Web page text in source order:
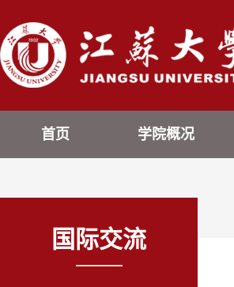
首页 学院概况
国际交流